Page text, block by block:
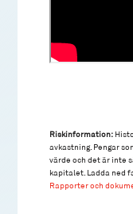
Riskinformation:
avkastning. Pengar
värde och det är inte
kapitalet. Ladda ned
Rapporter och